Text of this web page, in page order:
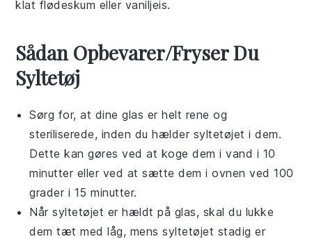
klat flødeskum eller vaniljeis.
Sådan Opbevarer/Fryser Du
Syltetøj
Sørg for, at dineglas er helt rene og
steriliserede, inden du hælder syltetøjet i dem.
Dette kan gøres ved at koge dem i vand i 10
minutter eller ved at sætte dem i ovnen ved 100
grader i 15 minutter.
Nårsyltetøjet er hældt på glas, skal du lukke
dem tæt med låg, mens syltetøjet stadig er